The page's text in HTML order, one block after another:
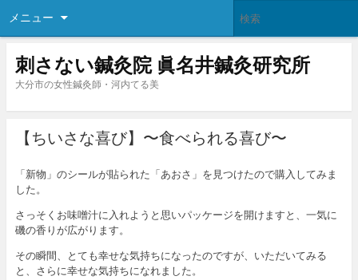
メニュー
刺さない鍼灸院 眞名井鍼灸研究所
大分市の女性鍼灸師・河内てる美
【ちいさな喜び】〜食べられる喜び〜
「新物」のシールが貼られた「あおさ」を見つけたので購入してみま
した。
さっそくお味噌汁に入れようと思いパッケージを開けますと、一気に
磯の香りが広がります。
その瞬間、とても幸せな気持ちになったのですが、いただいてみる
と、さらに幸せな気持ちになれました。